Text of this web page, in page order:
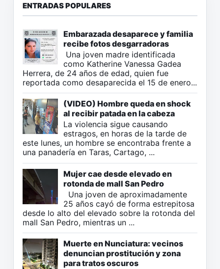
ENTRADAS POPULARES
Embarazada desaparece y familia
recibe fotos desgarradoras
Una joven madre identificada
como Katherine Vanessa Gadea
Herrera, de 24 años de edad, quien fue
reportada como desaparecida el 15 de enero...
(VIDEO) Hombre queda en shock
al recibir patada en la cabeza
La violencia sigue causando
estragos, en horas de la tarde de
este lunes, un hombre se encontraba frente a
una panadería en Taras, Cartago, ...
Mujer cae desde elevado en
rotonda de mall San Pedro
Una joven de aproximadamente
25 años cayó de forma estrepitosa
desde lo alto del elevado sobre la rotonda del
mall San Pedro, mientras un ...
Muerte en Nunciatura: vecinos
denuncian prostitución y zona
para tratos oscuros